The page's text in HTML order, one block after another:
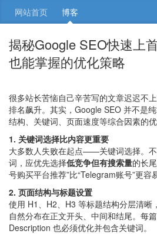
网站首页 博客
揭秘Google SEO快速上
也能掌握的优化策略
很多站长苦恼自己辛苦写的文章迟迟不
排名飙升。其实，Google SEO 并不是
结构、关键词、页面速度等综合因素的优
1. 关键词选择比内容更重要
大多数人失败在起点——关键词选择。
词，应优先选择低竞争但有搜索量的长
号购买平台推荐”比“Telegram账号”更容
2. 页面结构与标题设置
使用 H1、H2、H3 等标题结构分层清晰
自然分布在正文开头、中间和结尾。每
Description 也必须优化并包含关键词。